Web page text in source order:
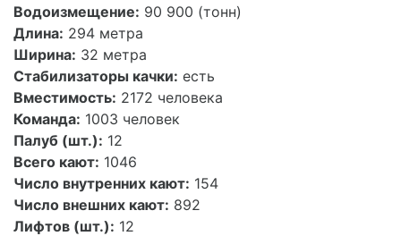
Водоизмещение: 90 900 (тонн)
Длина: 294 метра
Ширина: 32 метра
Стабилизаторы качки: есть
Вместимость: 2172 человека
Команда: 1003 человек
Палуб (шт.): 12
Всего кают: 1046
Число внутренних кают: 154
Число внешних кают: 892
Лифтов (шт.): 12